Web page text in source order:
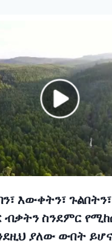
እውቀትን፣
ብቃትን ስንደምር
ያለው ውበት